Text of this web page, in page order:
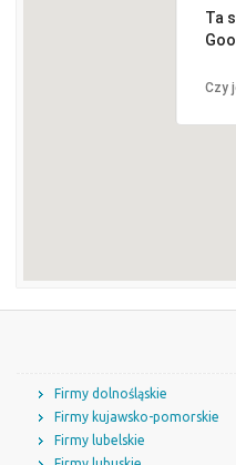
Ta
Czy
Firmy dolnośląskie
Firmy kujawsko-pomorskie
Firmy lubelskie